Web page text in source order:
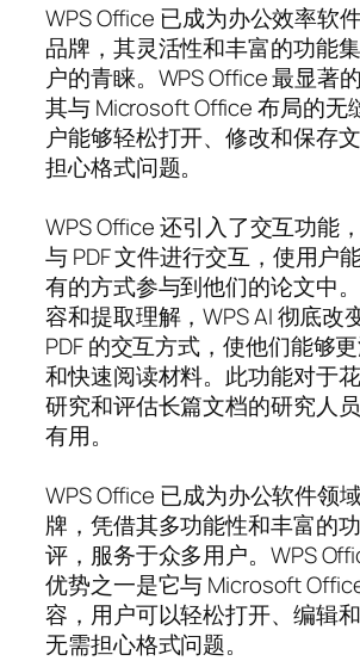
WPS Office 已成为办公效率软
品牌，其灵活性和丰富的功能
户的青睐。WPS Office 最显著
其与 Microsoft Office 布局的无
户能够轻松打开、修改和保存
担心格式问题。
WPS Office 还引入了交互功能
与 PDF 文件进行交互，使用户
有的方式参与到他们的论文中
容和提取理解，WPS AI 彻底改
PDF 的交互方式，使他们能够
和快速阅读材料。此功能对于
研究和评估长篇文档的研究人
有用。
WPS Office 已成为办公软件领
牌，凭借其多功能性和丰富的
评，服务于众多用户。WPS
优势之一是它与 Microsoft
容，用户可以轻松打开、编辑
无需担心格式问题。